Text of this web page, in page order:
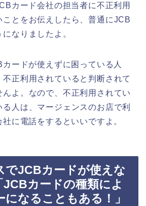
カード会社の担当者に不正利用
ことをお伝えしたら、普通にJCB
なりましたよ。
ードが使えずに困っている人
正利用されていると判断されて
よ。なので、不正利用されてい
人は、マージェンスのお店で利
に電話をするといいですよ。
でJCBカードが使えな
JCBカードの種類によ
になることもある！」